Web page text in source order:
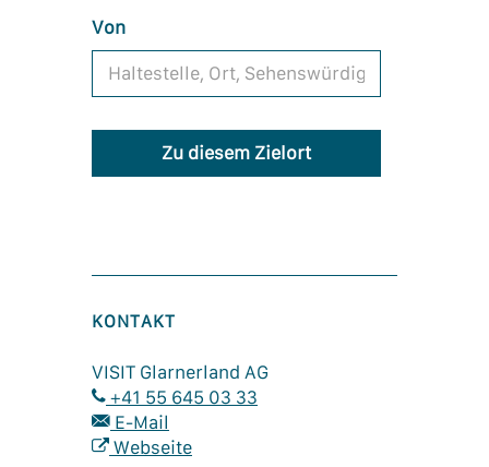
Von
Zu diesem Zielort
KONTAKT
VISIT Glarnerland AG
+41 55 645 03 33
E-Mail
Webseite